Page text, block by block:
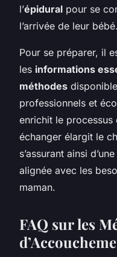
l’épidural pour se
l’arrivée de leur bébé.
Pour se préparer, il
les informations
méthodes
professionnels et
enrichit le processus
échanger élargit le
s’assurant ainsi
alignée avec les
maman.
FAQ sur les